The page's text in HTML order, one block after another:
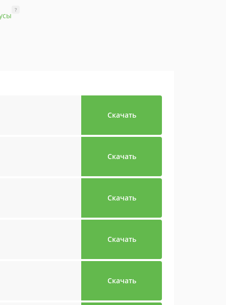
?
Скачать
Скачать
Скачать
Скачать
Скачать